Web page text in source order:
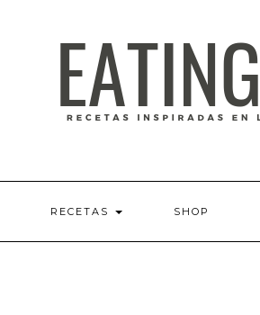
RECETAS SHOP